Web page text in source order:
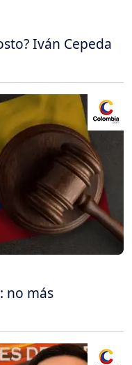
Iván Cepeda
no más